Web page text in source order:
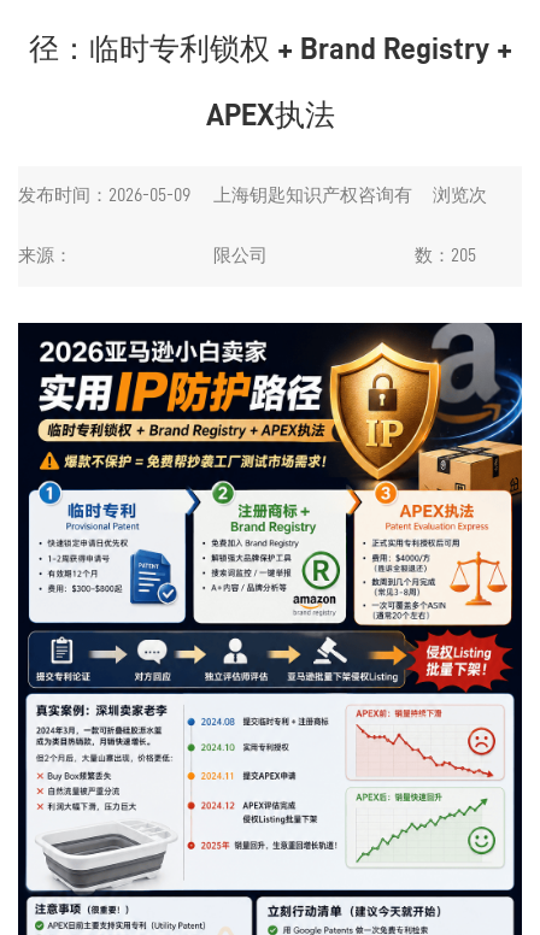
径：临时专利锁权 + Brand Registry +
APEX执法
发布时间：2026-05-09
来源：
上海钥匙知识产权咨询有
限公司
浏览次
数：205